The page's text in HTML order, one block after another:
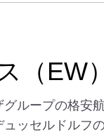
（EW）
ループの格安
ッセルドルフ